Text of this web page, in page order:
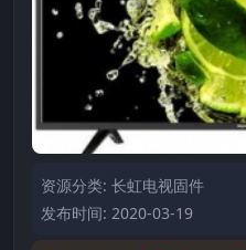
资源分类: 长虹电视固件
发布时间: 2020-03-19